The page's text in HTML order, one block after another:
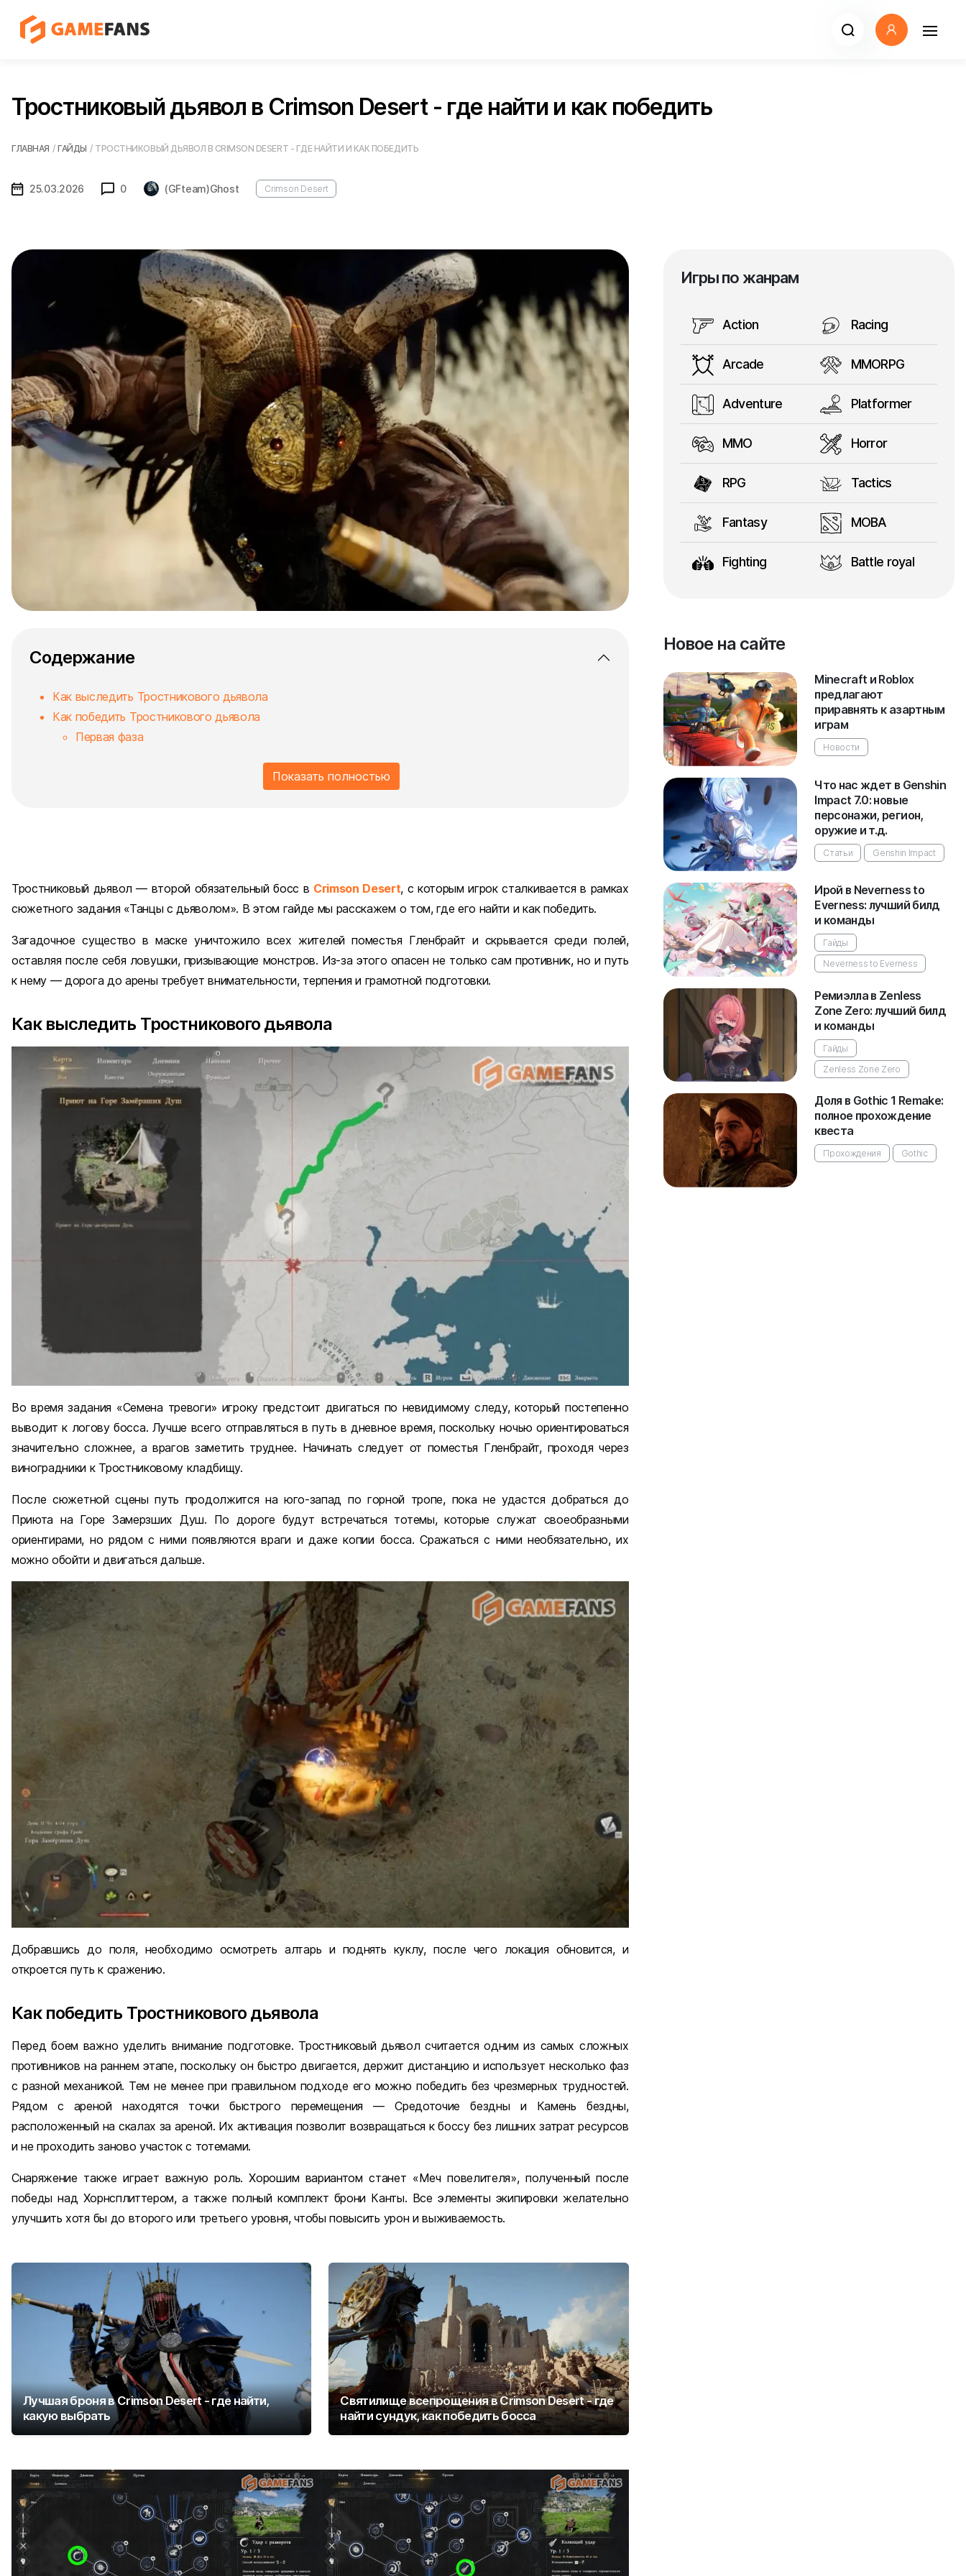
Тростниковый дьявол в Crimson Desert - где найти и как победить
ГЛАВНАЯ / ГАЙДЫ / ТРОСТНИКОВЫЙ ДЬЯВОЛ В CRIMSON DESERT - ГДЕ НАЙТИ И КАК ПОБЕДИТЬ
25.03.2026 0 (GFteam)Ghost Crimson Desert
Содержание
Как выследить Тростникового дьявола
Как победить Тростникового дьявола
Первая фаза
Показать полностью
Тростниковый дьявол — второй обязательный босс в Crimson Desert, с которым игрок сталкивается в рамках
сюжетного задания «Танцы с дьяволом». В этом гайде мы расскажем о том, где его найти и как победить.
Загадочное существо в маске уничтожило всех жителей поместья Гленбрайт и скрывается среди полей,
оставляя после себя ловушки, призывающие монстров. Из-за этого опасен не только сам противник, но и путь
к нему — дорога до арены требует внимательности, терпения и грамотной подготовки.
Как выследить Тростникового дьявола
Во время задания «Семена тревоги» игроку предстоит двигаться по невидимому следу, который постепенно
выводит к логову босса. Лучше всего отправляться в путь в дневное время, поскольку ночью ориентироваться
значительно сложнее, а врагов заметить труднее. Начинать следует от поместья Гленбрайт, проходя через
виноградники к Тростниковому кладбищу.
После сюжетной сцены путь продолжится на юго-запад по горной тропе, пока не удастся добраться до
Приюта на Горе Замерзших Душ. По дороге будут встречаться тотемы, которые служат своеобразными
ориентирами, но рядом с ними появляются враги и даже копии босса. Сражаться с ними необязательно, их
можно обойти и двигаться дальше.
Добравшись до поля, необходимо осмотреть алтарь и поднять куклу, после чего локация обновится, и
откроется путь к сражению.
Как победить Тростникового дьявола
Перед боем важно уделить внимание подготовке. Тростниковый дьявол считается одним из самых сложных
противников на раннем этапе, поскольку он быстро двигается, держит дистанцию и использует несколько фаз
с разной механикой. Тем не менее при правильном подходе его можно победить без чрезмерных трудностей.
Рядом с ареной находятся точки быстрого перемещения — Средоточие бездны и Камень бездны,
расположенный на скалах за ареной. Их активация позволит возвращаться к боссу без лишних затрат ресурсов
и не проходить заново участок с тотемами.
Снаряжение также играет важную роль. Хорошим вариантом станет «Меч повелителя», полученный после
победы над Хорнсплиттером, а также полный комплект брони Канты. Все элементы экипировки желательно
улучшить хотя бы до второго или третьего уровня, чтобы повысить урон и выживаемость.
Лучшая броня в Crimson Desert - где найти,
какую выбрать
Святилище всепрощения в Crimson Desert - где
найти сундук, как победить босса
Игры по жанрам
Action
Arcade
Adventure
MMO
RPG
Fantasy
Fighting
Racing
MMORPG
Platformer
Horror
Tactics
MOBA
Battle royal
Новое на сайте
Minecraft и Roblox
предлагают
приравнять к азартным
играм
Новости
Что нас ждет в Genshin
Impact 7.0: новые
персонажи, регион,
оружие и т.д.
Статьи Genshin Impact
Ирой в Neverness to
Everness: лучший билд
и команды
Гайды
Neverness to Everness
Ремиэлла в Zenless
Zone Zero: лучший билд
и команды
Гайды
Zenless Zone Zero
Доля в Gothic 1 Remake:
полное прохождение
квеста
Прохождения Gothic